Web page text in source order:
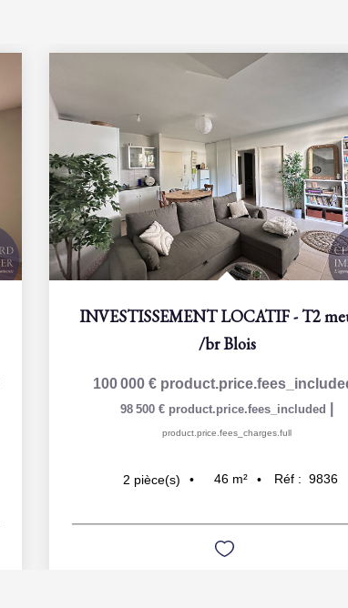
INVESTISSEMENT LOCATIF - T2
/brBlois
100 000 €
98 500 € product.price.fees_included
product.price.fees_charges.full
2 pièce(s) 46 m² Réf : 9836